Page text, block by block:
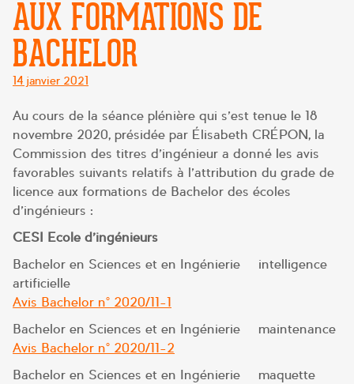
AUX FORMATIONS DE
BACHELOR
Posté
14 janvier 2021
Au cours de la séance plénière qui s’est tenue le 18
novembre 2020, présidée par Élisabeth CRÉPON, la
Commission des titres d’ingénieur a donné les avis
favorables suivants relatifs à l’attribution du grade de
licence aux formations de Bachelor des écoles
d’ingénieurs :
CESI Ecole d’ingénieurs
Bachelor en Sciences et en Ingénierie – intelligence
artificielle
Avis Bachelor n° 2020/11-1
Bachelor en Sciences et en Ingénierie – maintenance
Avis Bachelor n° 2020/11-2
Bachelor en Sciences et en Ingénierie – maquette